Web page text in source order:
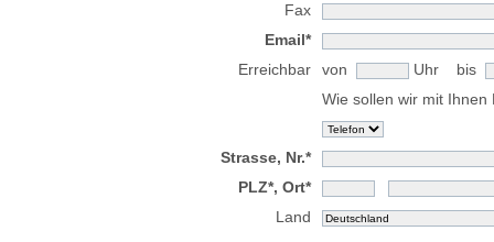
Fax
Email*
Erreichbar
von
Uhr bis
Wie sollen wir mit Ihnen
Strasse, Nr.*
PLZ*, Ort*
Land